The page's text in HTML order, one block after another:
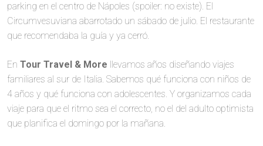
parking en el centro de Nápoles (spoiler: no existe). El
Circumvesuviana abarrotado un sábado de julio. El restaurante
que recomendaba la guía y ya cerró.
En Tour Travel & More llevamos años diseñando viajes
familiares al sur de Italia. Sabemos qué funciona con niños de
4 años y qué funciona con adolescentes. Y organizamos cada
viaje para que el ritmo sea el correcto, no el del adulto optimista
que planifica el domingo por la mañana.